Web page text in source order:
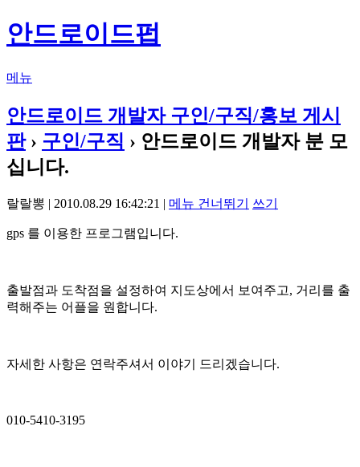
안드로이드펍
메뉴
안드로이드 개발자 구인/구직/홍보 게시
판› 구인/구직 › 안드로이드 개발자 분 모
십니다.
랄랄뽕 | 2010.08.29 16:42:21 | 메뉴 건너뛰기 쓰기
gps 를 이용한 프로그램입니다.
출발점과 도착점을 설정하여 지도상에서 보여주고, 거리를 출
력해주는 어플을 원합니다.
자세한 사항은 연락주셔서 이야기 드리겠습니다.
010-5410-3195